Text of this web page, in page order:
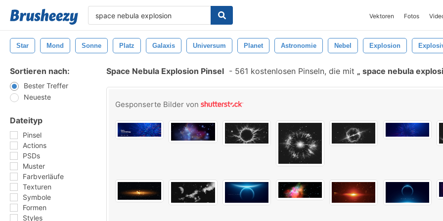
Vektoren Fotos
Star Mond Sonne Platz Galaxis Universum Planet Astronomie Nebel Explosion
Sortieren nach:
Bester Treffer
Neueste
Dateityp
Pinsel
Actions
PSDs
Muster
Farbverläufe
Texturen
Symbole
Formen
Styles
Space Nebula Explosion Pinsel - 561 kostenlosen Pinseln, die mit space nebula
Gesponserte Bilder von